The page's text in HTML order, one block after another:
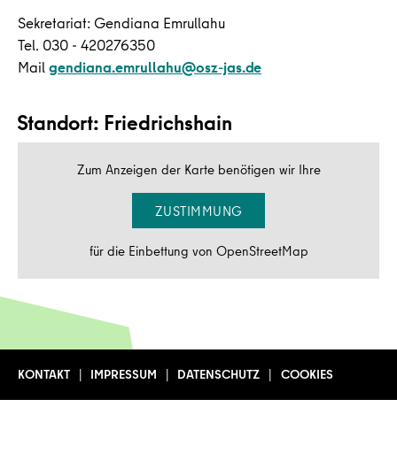
Sekretariat: Gendiana Emrullahu
Tel. 030 - 420276350
Mailgendiana.emrullahu@osz-jas.de
Standort: Friedrichshain
Zum Anzeigen der Karte benötigen wir Ihre
ZUSTIMMUNG
für die Einbettung von OpenStreetMap
KONTAKT IMPRESSUM DATENSCHUTZ COOKIES